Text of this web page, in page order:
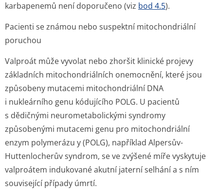
karbapenemů není doporučeno (viz bod 4.5).
Pacienti se známou nebo suspektní mitochondriální
poruchou
Valproát může vyvolat nebo zhoršit klinické projevy
základních mitochondriálních onemocnění, které jsou
způsobeny mutacemi mitochondriální DNA
i nukleárního genu kódujícího POLG. U pacientů
s dědičnými neurometabolickými syndromy
způsobenými mutacemi genu pro mitochondriální
enzym polymerázu y (POLG), například Alpersův-
Huttenlocherův syndrom, se ve zvýšené míře vyskytuje
valproátem indukované akutní jaterní selhání a s ním
související případy úmrtí.